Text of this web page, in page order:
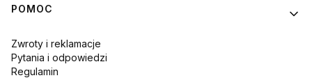
Linki w stopce
POMOC
Zwroty i reklamacje
Pytania i odpowiedzi
Regulamin